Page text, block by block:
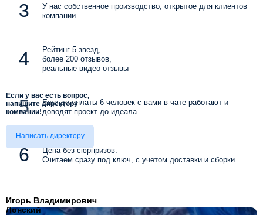
У нас собственное производство, открытое для клиентов
компании
Рейтинг 5 звезд,
более 200 отзывов,
реальные видео отзывы
Еще до оплаты 6 человек с вами в чате работают и
доводят проект до идеала
Цена без сюрпризов.
Считаем сразу под ключ, с учетом доставки и сборки.
Если у вас есть вопрос,
напишите директору
компании!
Написать директору
Игорь Владимирович
Лонский